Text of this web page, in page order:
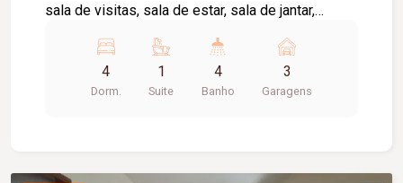
sala de visitas, sala de estar, sala de jantar,
quartos (sendo 03 com armários, 01 suíte com
banheiro de hidromassagem), dispensa , cozinha
com armários, depósito, banheiro social, banheiro
4
Dorm.
1
Suite
4
Banho
3
Garagens